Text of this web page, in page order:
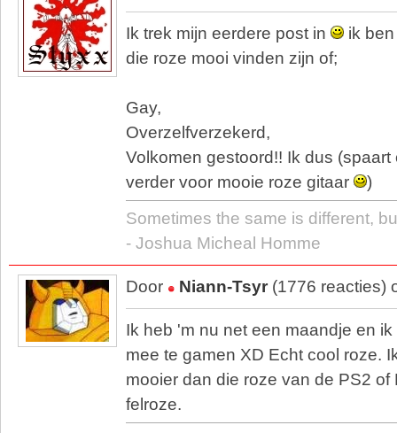
Ik trek mijn eerdere post in
ik
die roze mooi vinden zijn of;
Gay,
Overzelfverzekerd,
Volkomen gestoord!! Ik dus
verder voor mooie roze gitaar
)
Sometimes the same is different,
- Joshua Micheal Homme
Door Niann-Tsyr (1776 reacties)
Ik heb 'm nu net een maandje en
mee te gamen XD Echt cool roze.
mooier dan die roze van de PS2 of
felroze.